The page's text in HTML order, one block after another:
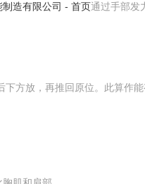
制造有限公司 - 首页通过手部发
方放，再推回原位。此算作能